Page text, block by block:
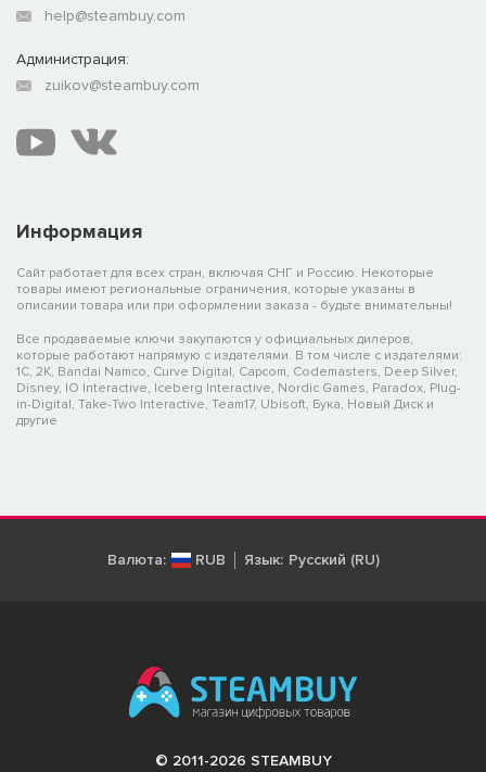
Информация
Сайт работает для всех стран, включая СНГ и Россию. Некоторые
товары имеют региональные ограничения, которые указаны в
описании товара или при оформлении заказа - будьте внимательны!
Все продаваемые ключи закупаются у официальных дилеров,
которые работают напрямую с издателями. В том числе с издателями:
1C, 2K, Bandai Namco, Curve Digital, Capcom, Codemasters, Deep Silver,
Disney, IO Interactive, Iceberg Interactive, Nordic Games, Paradox, Plug-
in-Digital, Take-Two Interactive, Team17, Ubisoft, Бука, Новый Диск и
другие
help@steambuy.com
Администрация:
zuikov@steambuy.com
Валюта: RUB Язык: Русский (RU)
© 2011-2026 STEAMBUY